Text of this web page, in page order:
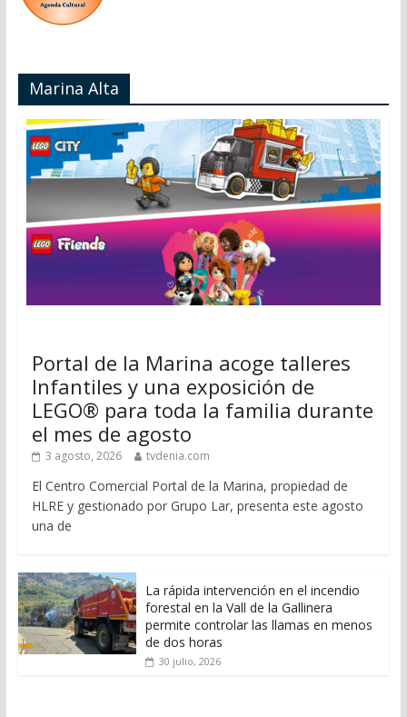
Marina Alta
Portal de la Marina acoge talleres
Infantiles y una exposición de
LEGO® para toda la familia durante
el mes de agosto
3 agosto, 2026 tvdenia.com
El Centro Comercial Portal de la Marina, propiedad de
HLRE y gestionado por Grupo Lar, presenta este agosto
una de
La rápida intervención en el incendio
forestal en la Vall de la Gallinera
permite controlar las llamas en menos
de dos horas
30 julio, 2026